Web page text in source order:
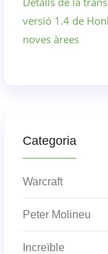
versió 1.4 de
noves àrees
Categoria
Warcraft
Peter Molineu
Increïble